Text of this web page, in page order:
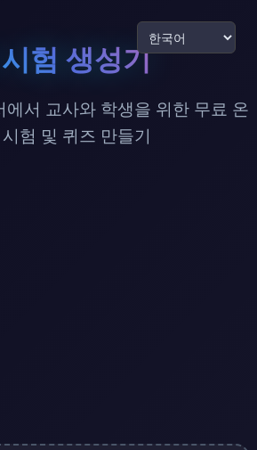
험 생성기
서 교사와 학생을 위한 무료 온
험 및 퀴즈 만들기